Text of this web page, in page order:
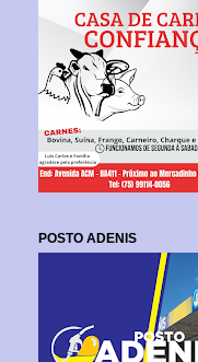
POSTO ADENIS